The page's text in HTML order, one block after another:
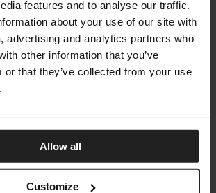
features and to analyse our traffic.
about your use of our site with
advertising and analytics partners who
other information that you’ve
or that they’ve collected from your use
Allow all
Customize